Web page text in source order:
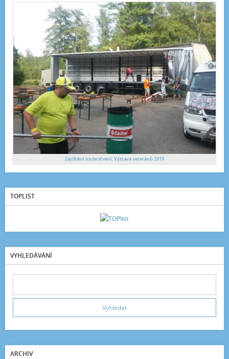
Zajištění občerstvení, Výstava veteránů 2019
TOPLIST
VYHLEDÁVÁNÍ
ARCHIV